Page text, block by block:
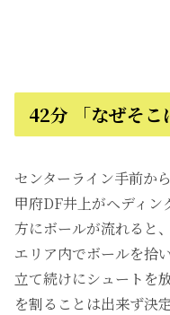
42分 「なぜそ
センターライン手前か
甲府DF井上がヘディ
方にボールが流れると
エリア内でボールを拾
立て続けにシュートを
を割ることは出来ず決